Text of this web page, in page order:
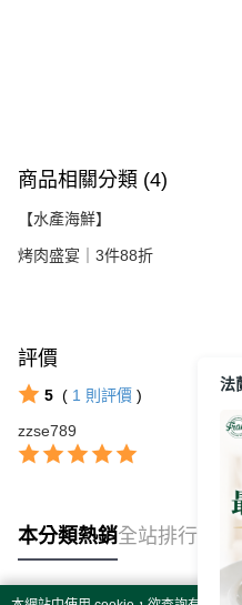
商品相關分類 (4)
【水產海鮮】
烤肉盛宴｜3件88折
評價
5 ( 1 則評價 )
zzse789
本分類熱銷全站排行
法